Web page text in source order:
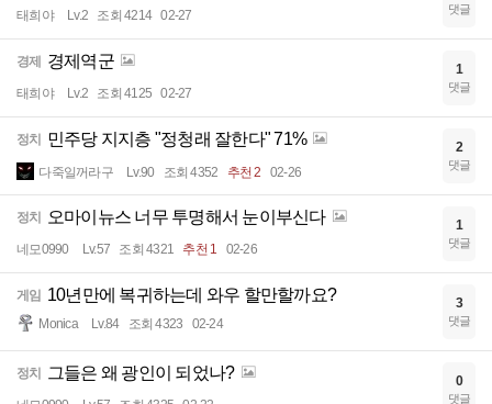
태희야 Lv.2 조회 4214 02-27 댓글
경제 경제역군
태희야 Lv.2 조회 4125 02-27
1
댓글
정치 민주당 지지층 "정청래 잘한다" 71%
다죽일꺼라구 Lv.90 조회 4352 추천 2 02-26
2
댓글
정치 오마이뉴스 너무 투명해서 눈이부신다
네모0990 Lv.57 조회 4321 추천 1 02-26
1
댓글
게임 10년만에 복귀하는데 와우 할만할까요?
Monica Lv.84 조회 4323 02-24
3
댓글
정치 그들은 왜 광인이 되었나? 0
댓글